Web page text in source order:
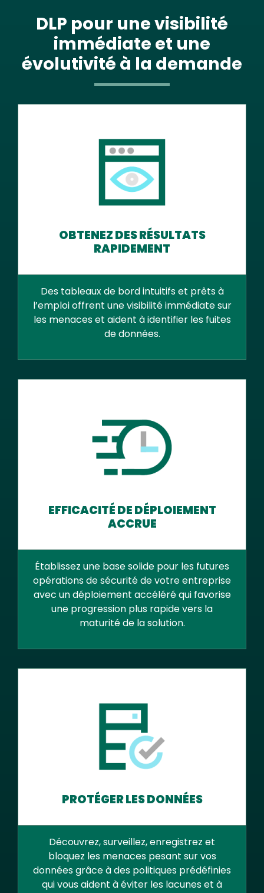
DLP pour une visibilité
immédiate et une
évolutivité à la demande
OBTENEZ DES RÉSULTATS
RAPIDEMENT
Des tableaux de bord intuitifs et prêts à
l’emploi offrent une visibilité immédiate sur
les menaces et aident à identifier les fuites
de données.
EFFICACITÉ DE DÉPLOIEMENT
ACCRUE
Établissez une base solide pour les futures
opérations de sécurité de votre entreprise
avec un déploiement accéléré qui favorise
une progression plus rapide vers la
maturité de la solution.
PROTÉGER LES DONNÉES
Découvrez, surveillez, enregistrez et
bloquez les menaces pesant sur vos
données grâce à des politiques prédéfinies
qui vous aident à éviter les lacunes et à